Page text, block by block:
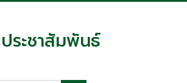
ประชาสัมพันธ์